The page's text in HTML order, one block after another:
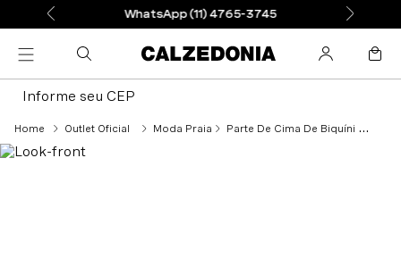
WhatsApp (11) 4765-3745
Informe seu CEP
Outlet Oficial Moda Praia Parte De Cima De Biquíni Push-Up Almofadado Las Vegas - Roxo